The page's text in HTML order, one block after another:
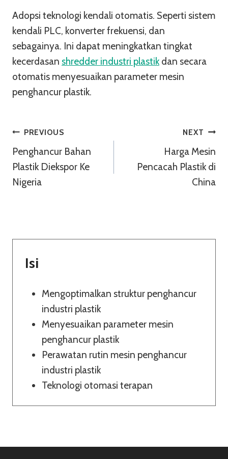
Adopsi teknologi kendali otomatis. Seperti sistem
kendali PLC, konverter frekuensi, dan
sebagainya. Ini dapat meningkatkan tingkat
kecerdasan shredder industri plastik dan secara
otomatis menyesuaikan parameter mesin
penghancur plastik.
Navigasi
Pos
PREVIOUS
Penghancur Bahan
Plastik Diekspor Ke
Nigeria
NEXT
Harga Mesin
Pencacah Plastik di
China
Isi
Mengoptimalkan struktur penghancur
industri plastik
Menyesuaikan parameter mesin
penghancur plastik
Perawatan rutin mesin penghancur
industri plastik
Teknologi otomasi terapan